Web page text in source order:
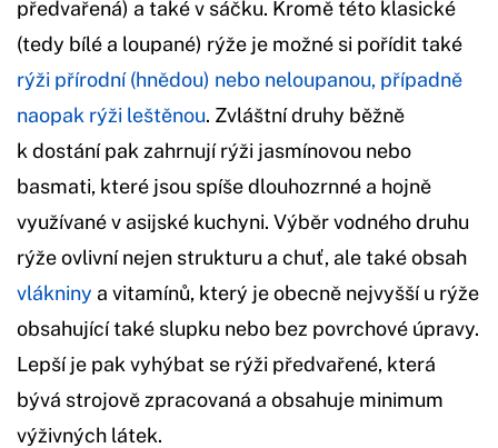
předvařená) a také v sáčku. Kromě této klasické
(tedy bílé a loupané) rýže je možné si pořídit také
rýži přírodní (hnědou) nebo neloupanou, případně
naopak rýži leštěnou. Zvláštní druhy běžně
k dostání pak zahrnují rýži jasmínovou nebo
basmati, které jsou spíše dlouhozrnné a hojně
využívané v asijské kuchyni. Výběr vodného druhu
rýže ovlivní nejen strukturu a chuť, ale také obsah
vlákniny a vitamínů, který je obecně nejvyšší u rýže
obsahující také slupku nebo bez povrchové úpravy.
Lepší je pak vyhýbat se rýži předvařené, která
bývá strojově zpracovaná a obsahuje minimum
výživných látek.